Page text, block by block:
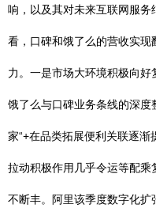
响，以及其对未来互联网服
看，口碑和饿了么的营收实
力。一是市场大环境积极向
饿了么与口碑业务条线的深度
家“+在品类拓展便利关联逐
拉动积极作用几乎令运等配
不断丰。阿里该季度数字化